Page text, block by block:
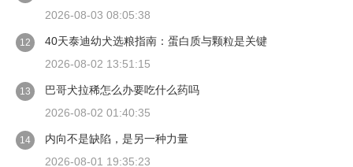
2026-08-03 08:05:38
12
40天泰迪幼犬选粮指南：蛋白质与颗粒是关键
2026-08-02 13:51:15
13
巴哥犬拉稀怎么办要吃什么药吗
2026-08-02 01:40:35
14
内向不是缺陷，是另一种力量
2026-08-01 19:35:23